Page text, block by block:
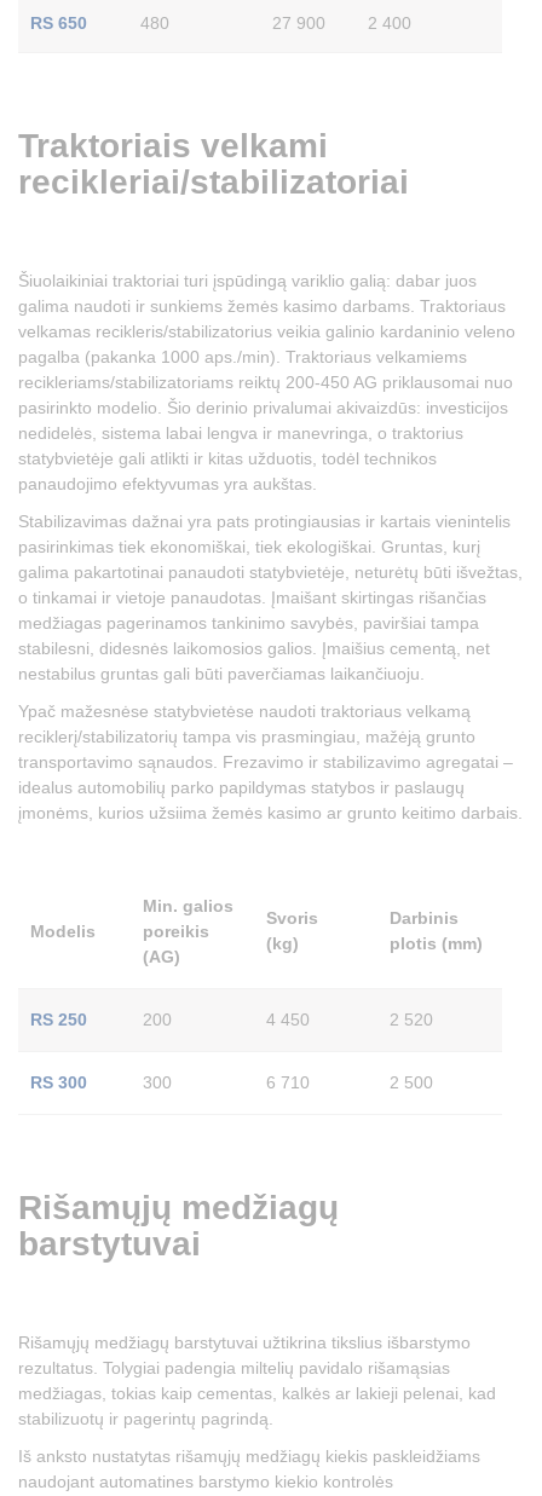
RS 650 480 27 900 2 400
Traktoriais velkami
recikleriai/stabilizatoriai
Šiuolaikiniai traktoriai turi įspūdingą variklio galią: dabar juos
galima naudoti ir sunkiems žemės kasimo darbams. Traktoriaus
velkamas recikleris/stabilizatorius veikia galinio kardaninio veleno
pagalba (pakanka 1000 aps./min). Traktoriaus velkamiems
recikleriams/stabilizatoriams reiktų 200-450 AG priklausomai nuo
pasirinkto modelio. Šio derinio privalumai akivaizdūs: investicijos
nedidelės, sistema labai lengva ir manevringa, o traktorius
statybvietėje gali atlikti ir kitas užduotis, todėl technikos
panaudojimo efektyvumas yra aukštas.
Stabilizavimas dažnai yra pats protingiausias ir kartais vienintelis
pasirinkimas tiek ekonomiškai, tiek ekologiškai. Gruntas, kurį
galima pakartotinai panaudoti statybvietėje, neturėtų būti išvežtas,
o tinkamai ir vietoje panaudotas. Įmaišant skirtingas rišančias
medžiagas pagerinamos tankinimo savybės, paviršiai tampa
stabilesni, didesnės laikomosios galios. Įmaišius cementą, net
nestabilus gruntas gali būti paverčiamas laikančiuoju.
Ypač mažesnėse statybvietėse naudoti traktoriaus velkamą
reciklerį/stabilizatorių tampa vis prasmingiau, mažėją grunto
transportavimo sąnaudos. Frezavimo ir stabilizavimo agregatai –
idealus automobilių parko papildymas statybos ir paslaugų
įmonėms, kurios užsiima žemės kasimo ar grunto keitimo darbais.
Modelis
Min. galios
poreikis
(AG)
Svoris
(kg)
Darbinis
plotis (mm)
RS 250 200 4 450 2 520
RS 300 300 6 710 2 500
Rišamųjų medžiagų
barstytuvai
Rišamųjų medžiagų barstytuvai užtikrina tikslius išbarstymo
rezultatus. Tolygiai padengia miltelių pavidalo rišamąsias
medžiagas, tokias kaip cementas, kalkės ar lakieji pelenai, kad
stabilizuotų ir pagerintų pagrindą.
Iš anksto nustatytas rišamųjų medžiagų kiekis paskleidžiams
naudojant automatines barstymo kiekio kontrolės